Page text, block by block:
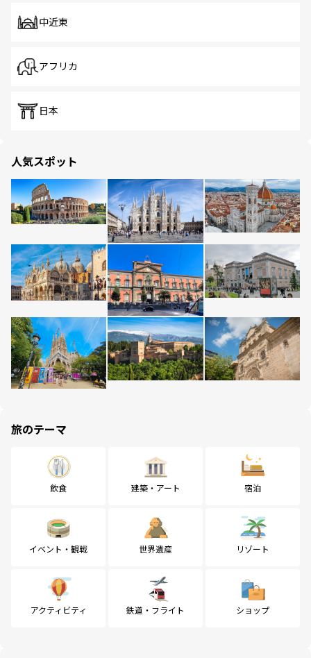
中近東
アフリカ
日本
人気スポット
旅のテーマ
飲食 建築・アート 宿泊
イベント・観戦 世界遺産 リゾート
アクティビティ 鉄道・フライト ショップ